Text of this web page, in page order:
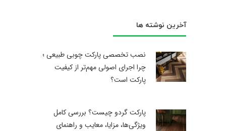
آخرین نوشته ها
نصب تخصصی پارکت چوبی طبیعی ؛
چرا اجرای اصولی مهم‌تر از کیفیت
پارکت است؟
پارکت گردو چیست؟ بررسی کامل
ویژگی‌ها، مزایا، معایب و راهنمای